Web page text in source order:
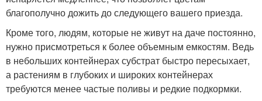
благополучно дожить до следующего вашего приезда.
Кроме того, людям, которые не живут на даче постоянно,
нужно присмотреться к более объемным емкостям. Ведь
в небольших контейнерах субстрат быстро пересыхает,
а растениям в глубоких и широких контейнерах
требуются менее частые поливы и редкие подкормки.